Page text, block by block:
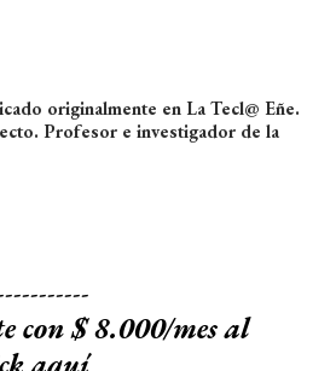
originalmente en La Tecl@ Eñe.
Profesor e investigador de la
con $ 8.000/mes al